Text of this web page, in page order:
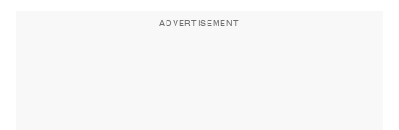
ADVERTISEMENT